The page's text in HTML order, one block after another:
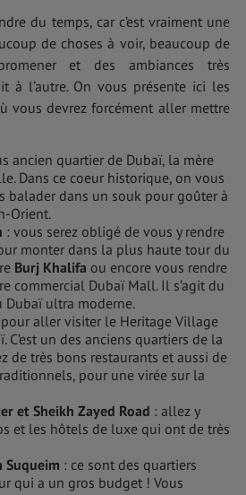
du temps, car c’est vraiment une
de choses à voir, beaucoup de
et des ambiances très
à l’autre. On vous présente ici les
vous devrez forcément aller mettre
ancien quartier de Dubaï, la mère
Dans ce coeur historique, on vous
balader dans un souk pour goûter à
Orient.
: vous serez obligé de vous y rendre
monter dans la plus haute tour du
Burj Khalifa ou encore vous rendre
commercial Dubaï Mall. Il s’agit du
Dubaï ultra moderne.
aller visiter le Heritage Village
C’est un des anciens quartiers de la
de très bons restaurants et aussi de
pour une virée sur la
et Sheikh Zayed Road : allez y
et les hôtels de luxe qui ont de très
Suqueim : ce sont des quartiers
qui a un gros budget ! Vous